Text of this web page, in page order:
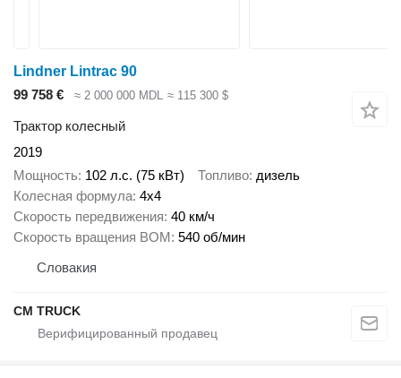
Lindner Lintrac 90
99 758 €
≈ 2 000 000 MDL ≈ 115 300 $
Трактор колесный
2019
Мощность 102 л.с. (75 кВт) Топливо дизель
Колесная формула 4x4
Скорость передвижения 40 км/ч
Скорость вращения ВОМ 540 об/мин
Словакия
CM TRUCK